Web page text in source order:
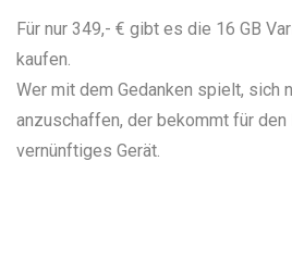
Für nur 349,- € gibt es die 16 GB
kaufen.
Wer mit dem Gedanken spielt, sich
anzuschaffen, der bekommt für
vernünftiges Gerät.